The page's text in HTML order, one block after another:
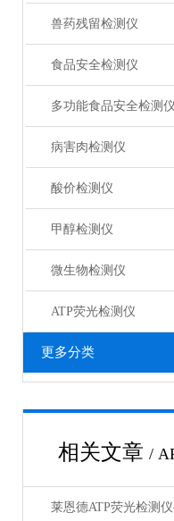
兽药残留检测仪
食品安全检测仪
多功能食品安全检测仪
病害肉检测仪
酸价检测仪
甲醇检测仪
微生物检测仪
ATP荧光检测仪
更多分类
相关文章 /